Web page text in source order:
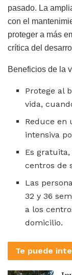
pasado. La
con el
proteger a más
crítica del
Beneficios de la
Protege al
vida,
Reduce en
intensiva
Es
centros de
Las
32 y 36
a los
domicilio.
Te puede